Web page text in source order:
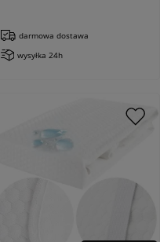
darmowa dostawa
wysyłka 24h